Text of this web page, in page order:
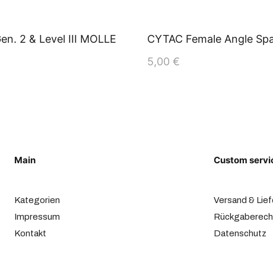
2 & Level III MOLLE
CYTAC Female Angle
5,00 €
Main
Kategorien
Impressum
Kontakt
Custom
Versand &
Datenschutz